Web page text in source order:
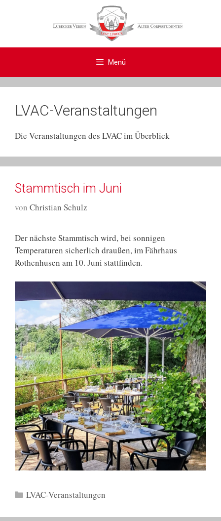
Menü
LVAC-Veranstaltungen
Die Veranstaltungen des LVAC im Überblick
Stammtisch im Juni
von Christian Schulz
Der nächste Stammtisch wird, bei sonnigen
Temperaturen sicherlich draußen, im Fährhaus
Rothenhusen am 10. Juni stattfinden.
Kategorien
LVAC-Veranstaltungen